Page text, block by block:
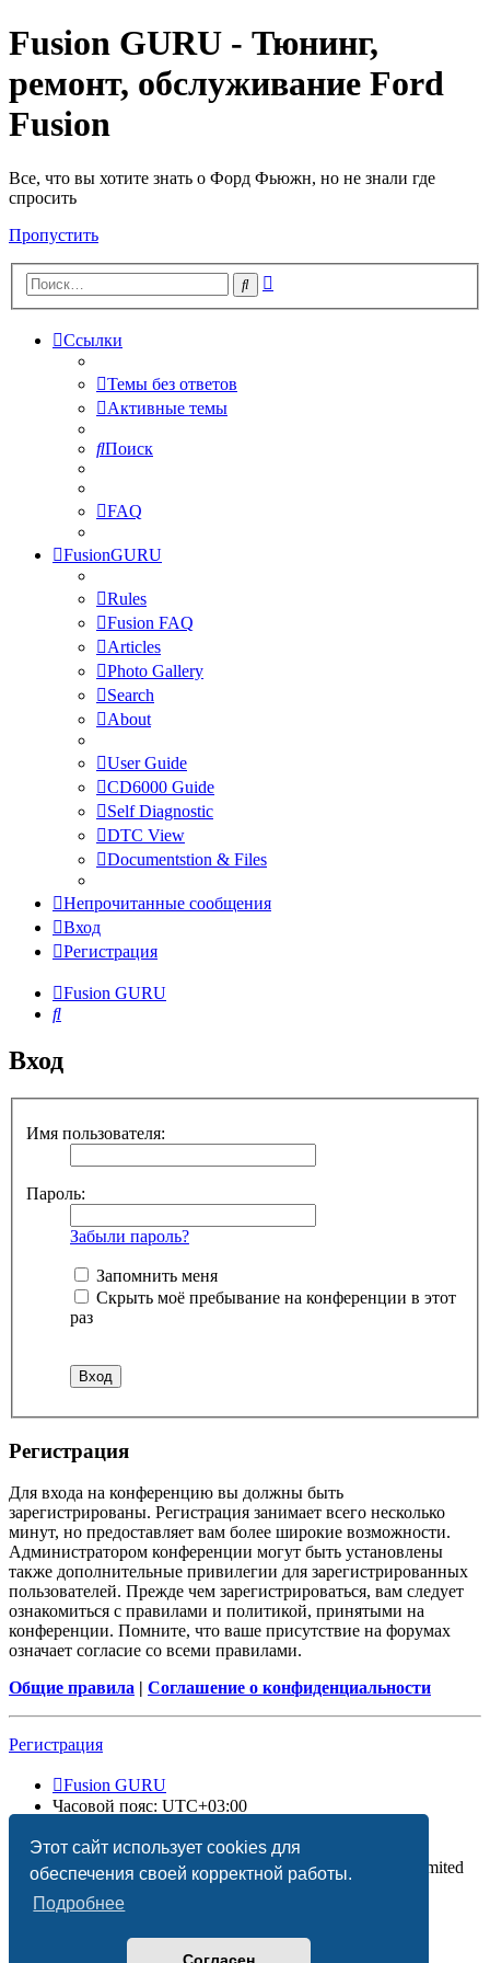
Этот сайт использует cookies для
обеспечения своей корректной работы.
Подробнее
Fusion GURU - Тюнинг,
ремонт, обслуживание Ford
Fusion
Все, что вы хотите знать о Форд Фьюжн, но не знали где
спросить
Пропустить
Поиск
Ссылки
Темы без ответов
Активные темы
Поиск
FAQ
FusionGURU
Rules
Fusion FAQ
Articles
Photo Gallery
Search
About
User Guide
CD6000 Guide
Self Diagnostic
DTC View
Documentstion & Files
Непрочитанные сообщения
Вход
Регистрация
Fusion GURU
Поиск
Вход
Имя пользователя:
Пароль:
Забыли пароль?
Запомнить меня
Скрыть моё пребывание на конференции в этот
раз
Регистрация
Для входа на конференцию вы должны быть
зарегистрированы. Регистрация занимает всего несколько
минут, но предоставляет вам более широкие возможности.
Администратором конференции могут быть установлены
также дополнительные привилегии для зарегистрированных
пользователей. Прежде чем зарегистрироваться, вам следует
ознакомиться с правилами и политикой, принятыми на
конференции. Помните, что ваше присутствие на форумах
означает согласие со всеми правилами.
Общие правила | Соглашение о конфиденциальности
Регистрация
Fusion GURU
Часовой пояс: UTC+03:00
Создано на основеphpBB® Forum Software © phpBB Limited